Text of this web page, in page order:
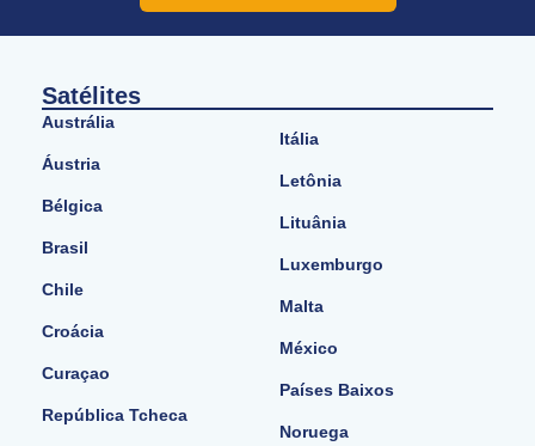
Satélites
Austrália
Áustria
Bélgica
Brasil
Chile
Croácia
Curaçao
República Tcheca
Itália
Letônia
Lituânia
Luxemburgo
Malta
México
Países Baixos
Noruega